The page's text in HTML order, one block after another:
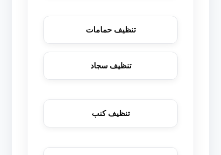
تنظيف حمامات
تنظيف سجاد
تنظيف كنب